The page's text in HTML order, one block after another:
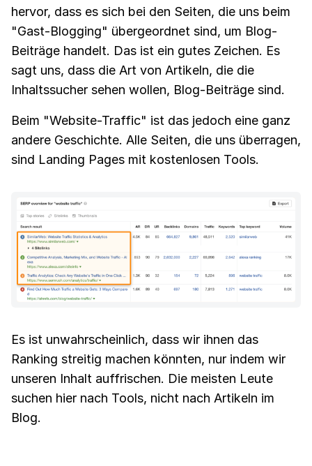
hervor, dass es sich bei den Seiten, die uns beim
"Gast-Blogging" übergeordnet sind, um Blog-
Beiträge handelt. Das ist ein gutes Zeichen. Es
sagt uns, dass die Art von Artikeln, die die
Inhaltssucher sehen wollen, Blog-Beiträge sind.
Beim "Website-Traffic" ist das jedoch eine ganz
andere Geschichte. Alle Seiten, die uns überragen,
sind Landing Pages mit kostenlosen Tools.
Es ist unwahrscheinlich, dass wir ihnen das
Ranking streitig machen könnten, nur indem wir
unseren Inhalt auffrischen. Die meisten Leute
suchen hier nach Tools, nicht nach Artikeln im
Blog.